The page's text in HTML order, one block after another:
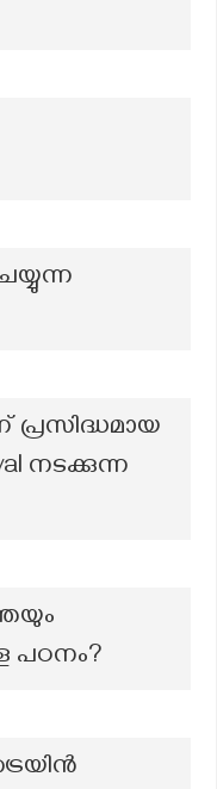
പ്രസിദ്ധമായ
നടക്കുന്ന
പഠനം?